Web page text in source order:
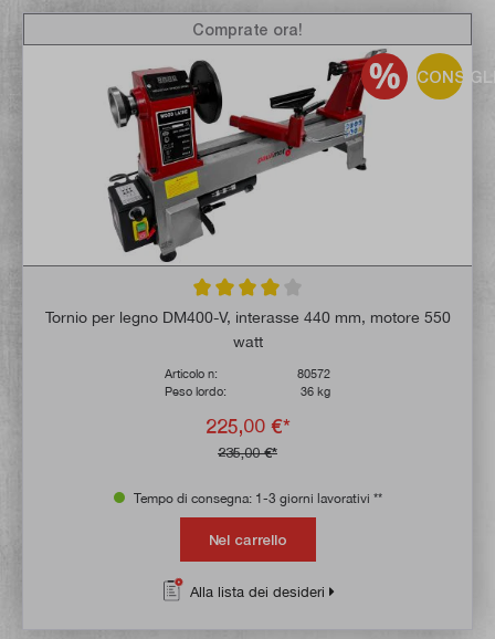
Valutazione media di 4 su 5 stelle
Tornio per legno DM400-V, interasse 440 mm, motore 550
watt
Articolo n:
80572
Peso lordo:
36 kg
225,00 €*
235,00 €*
Comprate ora!
Tempo di consegna: 1-3 giorni lavorativi **
Nel carrello
Alla lista dei desideri